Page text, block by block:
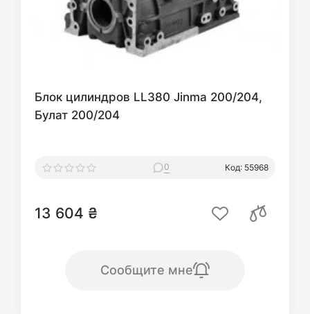
Блок цилиндров LL380 Jinma 200/204,
Булат 200/204
0 Код: 55968
13 604 ₴
Сообщите мне